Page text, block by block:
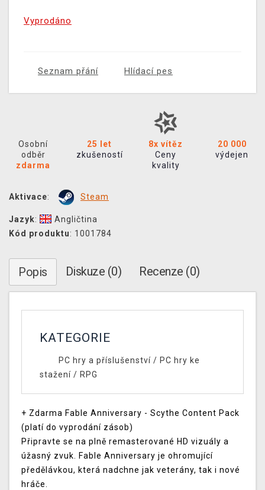
Vyprodáno
Seznam přání Hlídací pes
Osobní
odběr
zdarma
25 let
zkušeností
8x vítěz
Ceny
kvality
20 000
výdejen
Aktivace: Steam
Jazyk:
Angličtina
Kód produktu: 1001784
Popis Diskuze (0) Recenze (0)
KATEGORIE
PC hry a příslušenství/ PC hry ke
stažení / RPG
+ Zdarma Fable Anniversary - Scythe Content Pack
(platí do vyprodání zásob)
Připravte se na plně remasterované HD vizuály a
úžasný zvuk. Fable Anniversary je ohromující
předělávkou, která nadchne jak veterány, tak i nové
hráče.